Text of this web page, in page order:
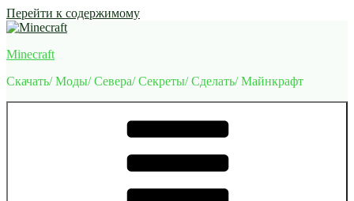
Перейти к содержимому
Minecraft
Скачать/ Моды/ Севера/ Секреты/ Сделать/ Майнкрафт